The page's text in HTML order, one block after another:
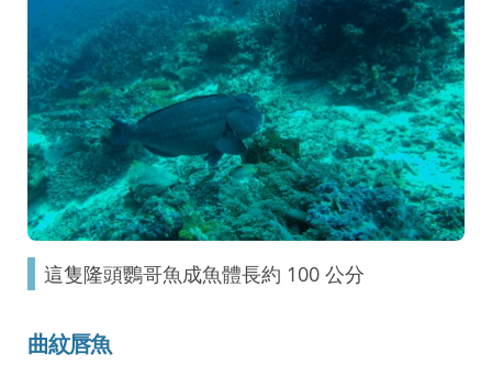
這隻隆頭鸚哥魚成魚體長約 100 公分
曲紋唇魚